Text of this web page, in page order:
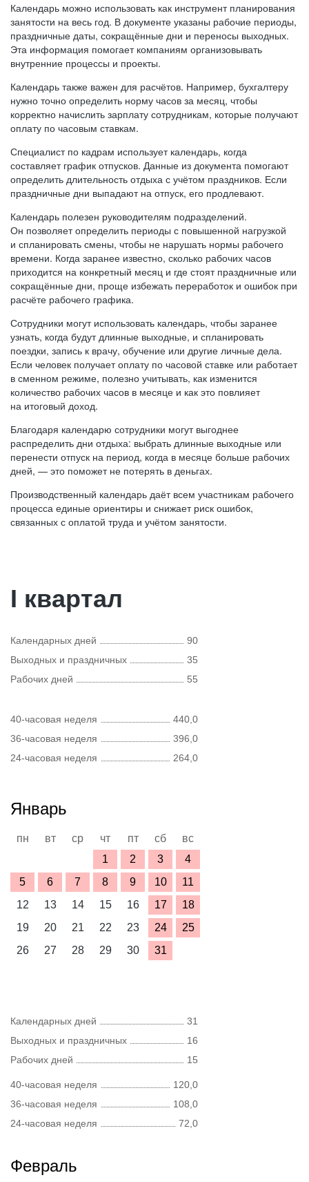
Календарь можно использовать как инструмент планирования
занятости на весь год. В документе указаны рабочие периоды,
праздничные даты, сокращённые дни и переносы выходных.
Эта информация помогает компаниям организовывать
внутренние процессы и проекты.
Календарь также важен для расчётов. Например, бухгалтеру
нужно точно определить норму часов за месяц, чтобы
корректно начислить зарплату сотрудникам, которые получают
оплату по часовым ставкам.
Специалист по кадрам использует календарь, когда
составляет график отпусков. Данные из документа помогают
определить длительность отдыха с учётом праздников. Если
праздничные дни выпадают на отпуск, его продлевают.
Календарь полезен руководителям подразделений.
Он позволяет определить периоды с повышенной нагрузкой
и спланировать смены, чтобы не нарушать нормы рабочего
времени. Когда заранее известно, сколько рабочих часов
приходится на конкретный месяц и где стоят праздничные или
сокращённые дни, проще избежать переработок и ошибок при
расчёте рабочего графика.
Сотрудники могут использовать календарь, чтобы заранее
узнать, когда будут длинные выходные, и спланировать
поездки, запись к врачу, обучение или другие личные дела.
Если человек получает оплату по часовой ставке или работает
в сменном режиме, полезно учитывать, как изменится
количество рабочих часов в месяце и как это повлияет
на итоговый доход.
Благодаря календарю сотрудники могут выгоднее
распределить дни отдыха: выбрать длинные выходные или
перенести отпуск на период, когда в месяце больше рабочих
дней, — это поможет не потерять в деньгах.
Производственный календарь даёт всем участникам рабочего
процесса единые ориентиры и снижает риск ошибок,
связанных с оплатой труда и учётом занятости.
I квартал
Календарных дней
90
Выходных и праздничных
35
Рабочих дней
55
40-часовая неделя
440,0
36-часовая неделя
396,0
24-часовая неделя
264,0
Январь
пн вт ср чт пт сб
вс
1
2 3
4
5
6 7 8 9 10
11
12
13 14 15 16 17
18
19
20 21 22 23 24
25
26
27 28 29 30 31
Календарных дней
31
Выходных и праздничных
16
Рабочих дней
15
40-часовая неделя
120,0
36-часовая неделя
108,0
24-часовая неделя
72,0
Февраль